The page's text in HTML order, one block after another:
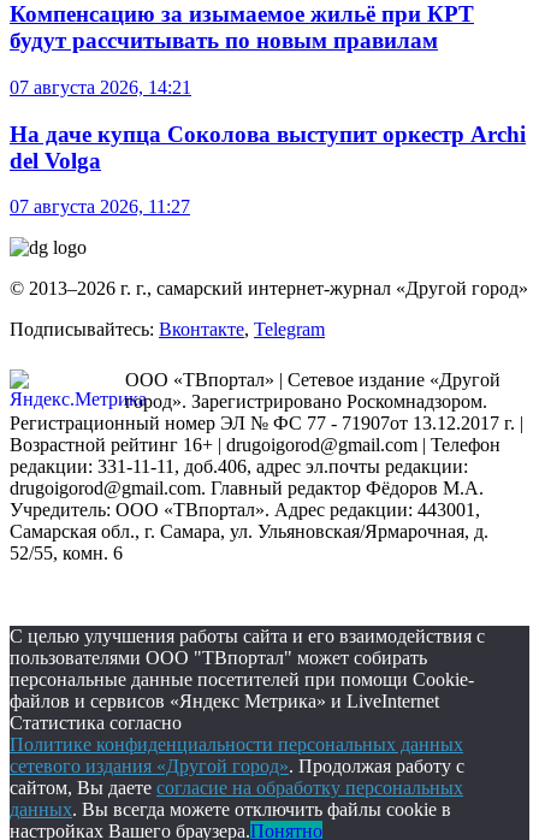
Компенсацию за изымаемое жильё при КРТ
будут рассчитывать по новым правилам
07 августа 2026, 14:21
На даче купца Соколова выступит оркестр Archi
del Volga
07 августа 2026, 11:27
© 2013–2026 г. г., самарский интернет-журнал «Другой город»
Подписывайтесь: Вконтакте, Telegram
ООО «ТВпортал» | Сетевое издание «Другой
город». Зарегистрировано Роскомнадзором.
Регистрационный номер ЭЛ № ФС 77 - 71907от 13.12.2017 г. |
Возрастной рейтинг 16+ | drugoigorod@gmail.com | Телефон
редакции: 331-11-11, доб.406, адрес эл.почты редакции:
drugoigorod@gmail.com. Главный редактор Фёдоров М.А.
Учредитель: ООО «ТВпортал». Адрес редакции: 443001,
Самарская обл., г. Самара, ул. Ульяновская/Ярмарочная, д.
52/55, комн. 6
С целью улучшения работы сайта и его взаимодействия с
пользователями ООО "ТВпортал" может собирать
персональные данные посетителей при помощи Cookie-
файлов и сервисов «Яндекс Метрика» и LiveInternet
Статистика согласно
Политике конфиденциальности персональных данных
сетевого издания «Другой город». Продолжая работу с
сайтом, Вы даете согласие на обработку персональных
данных. Вы всегда можете отключить файлы cookie в
настройках Вашего браузера.Понятно